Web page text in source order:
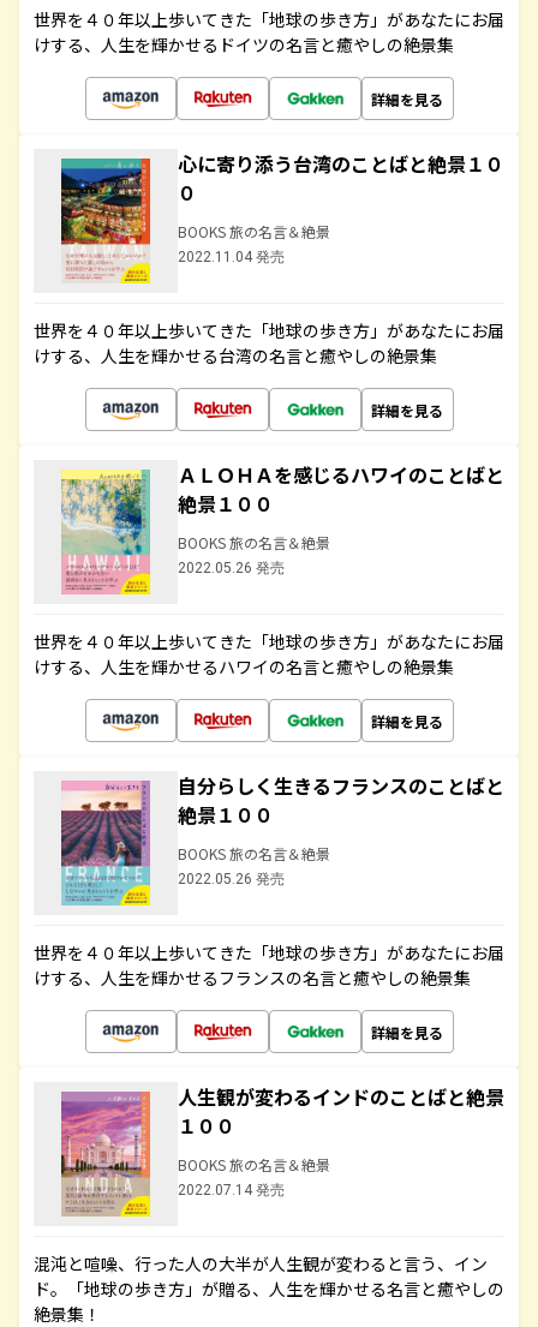
世界を４０年以上歩いてきた「地球の歩き方」があなたにお届
けする、人生を輝かせるドイツの名言と癒やしの絶景集
詳細を見る
心に寄り添う台湾のことばと絶景１０
０
BOOKS 旅の名言＆絶景
2022.11.04 発売
世界を４０年以上歩いてきた「地球の歩き方」があなたにお届
けする、人生を輝かせる台湾の名言と癒やしの絶景集
詳細を見る
ＡＬＯＨＡを感じるハワイのことばと
絶景１００
BOOKS 旅の名言＆絶景
2022.05.26 発売
世界を４０年以上歩いてきた「地球の歩き方」があなたにお届
けする、人生を輝かせるハワイの名言と癒やしの絶景集
詳細を見る
自分らしく生きるフランスのことばと
絶景１００
BOOKS 旅の名言＆絶景
2022.05.26 発売
世界を４０年以上歩いてきた「地球の歩き方」があなたにお届
けする、人生を輝かせるフランスの名言と癒やしの絶景集
詳細を見る
人生観が変わるインドのことばと絶景
１００
BOOKS 旅の名言＆絶景
2022.07.14 発売
混沌と喧噪、行った人の大半が人生観が変わると言う、イン
ド。「地球の歩き方」が贈る、人生を輝かせる名言と癒やしの
絶景集！